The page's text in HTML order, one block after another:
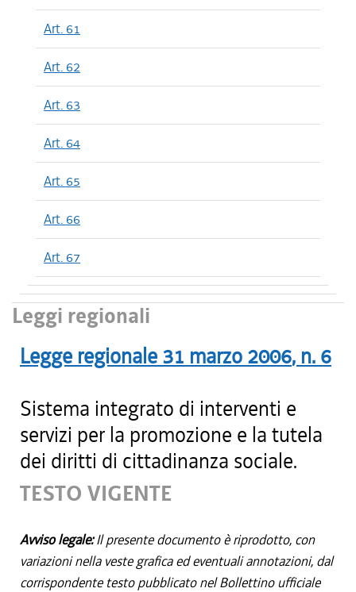
Art. 61
Art. 62
Art. 63
Art. 64
Art. 65
Art. 66
Art. 67
Leggi regionali
Legge regionale 31 marzo 2006, n. 6
Sistema integrato di interventi e
servizi per la promozione e la tutela
dei diritti di cittadinanza sociale.
TESTO VIGENTE
Avviso legale:Il presente documento è riprodotto, con
variazioni nella veste grafica ed eventuali annotazioni, dal
corrispondente testo pubblicato nel Bollettino ufficiale